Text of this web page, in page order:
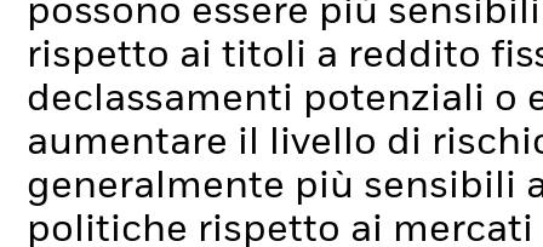
possono essere più
rispetto ai titoli a reddito
declassamenti potenziali o
aumentare il livello di
generalmente più sensibili
politiche rispetto ai